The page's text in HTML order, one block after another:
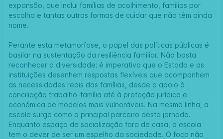
expansão, que inclui famílias de acolhimento, famílias por
escolha e tantas outras formas de cuidar que não têm ainda
nome.
Perante esta metamorfose, o papel das políticas públicas é
basilar na sustentação da resiliência familiar. Não basta
reconhecer a diversidade; é imperativo que o Estado e as
instituições desenhem respostas flexíveis que acompanhem
as necessidades reais das famílias, desde o apoio à
conciliação trabalho-família até à proteção jurídica e
económica de modelos mais vulneráveis. Na mesma linha, a
escola surge como o principal parceiro desta jornada.
Enquanto espaço de socialização fora de casa, a escola
tem o dever de ser um espelho da sociedade. O foco não